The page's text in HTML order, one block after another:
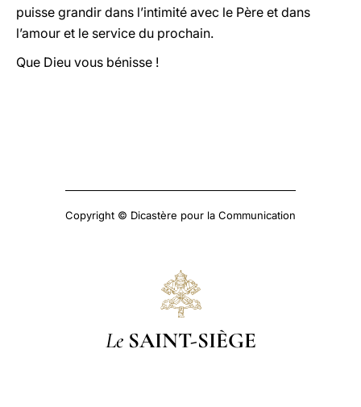
puisse grandir dans l’intimité avec le Père et dans
l’amour et le service du prochain.
Que Dieu vous bénisse !
Copyright © Dicastère pour la Communication
Le SAINT-SIÈGE